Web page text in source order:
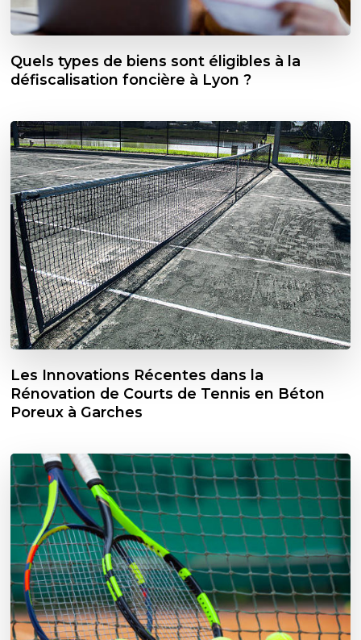
Quels types de biens sont éligibles à la
défiscalisation foncière à Lyon ?
Les Innovations Récentes dans la
Rénovation de Courts de Tennis en Béton
Poreux à Garches